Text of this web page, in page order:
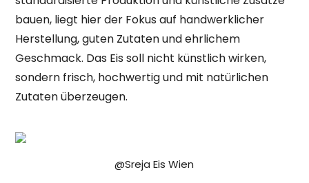
bauen, liegt hier der Fokus auf handwerklicher
Herstellung, guten Zutaten und ehrlichem
Geschmack. Das Eis soll nicht künstlich wirken,
sondern frisch, hochwertig und mit natürlichen
Zutaten überzeugen.
@Sreja Eis Wien